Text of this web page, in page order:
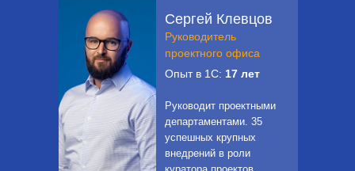
Сергей Клевцов
Руководитель
проектного офиса
Опыт в 1С: 17 лет
Руководит проектными
департаментами. 35
успешных крупных
внедрений в роли